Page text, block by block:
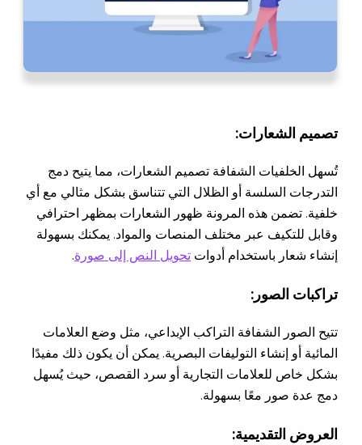
تصميم الشعارات:
تُسهل الخلفيات الشفافة تصميم الشعارات، مما يتيح دمج
التدرجات السلسة أو الظلال التي تتناسق بشكل مثالي مع أي
خلفية. تضمن هذه المرونة ظهور الشعارات بمظهر احترافي
وقابل للتكيف عبر مختلف المنصات والمواد. يمكنك بسهولة
إنشاء شعار باستخدام أدوات تحويل النص إلى صورة.
تراكبات الصور:
تتيح الصور الشفافة التراكب الإبداعي، مثل وضع العلامات
المائية أو إنشاء التوليفات البصرية. يمكن أن يكون ذلك مفيدًا
بشكل خاص للعلامات التجارية أو سرد القصص، حيث يُسهل
دمج عدة صور معًا بسهولة.
العروض التقديمية: